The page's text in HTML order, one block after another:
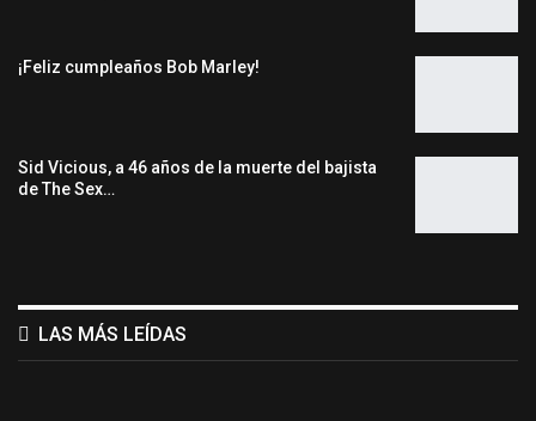
¡Feliz cumpleaños Bob Marley!
Sid Vicious, a 46 años de la muerte del bajista
de The Sex…
LAS MÁS LEÍDAS